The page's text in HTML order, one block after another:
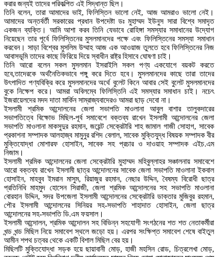
করার জন্যই তাদের পরিকল্পিত এই সিদ্ধান্ত ছিল।
তিনি বলেন, তারা আমাদের ভাই, ফিলিস্তিন ভালো নেই, আজ আমরাও ভালো নেই।
আমাদের অন্তর্বর্তী সরকারের প্রধান উপদেষ্টা ডঃ মুহাম্মদ ইউনুস সারা বিশ্বে সমাদৃত
একজন ব্যক্তি। আমি আশা করব তিনি যেভাবে রোহিঙ্গা সমস্যার সমাধানের উদ্যোগ
নিয়েছেন তার পূর্বে ফিলিস্তিনের মুসলমানদের পক্ষে এবং ফিলিস্তিনের সমস্যা সমাধান
করবেন। সাড়া বিশ্বের মুসলিম উম্মাহ আজ এক আওয়াজ তুলতে হবে ফিলিস্তিনের নিজ
আবাসভূমি তাদের কাছে ফিরিয়ে দিয়ে স্বাধীন রাষ্ট্র হিসাবে ঘোষণা চাই।
তিনি আরো বলেন সকল মুসলমান ইসরাইলি সকল পণ্য একযোগে বয়কট করতে
হবে,তাদেরকে অর্থনৈতিকভাবে পঙ্গু করে দিতে হবে। মুসলমানদের কাছে তারা তাদের
উৎপাদিত পণ্যবিক্রি করে মুসলমানদের অর্থে বুলেট কিনে আবার সেই বুলেট মুসলমানদের
বুকে নিক্ষেপ করে। আমরা অবিলম্বে ফিলিস্তিনি এই সমস্যার সমাধান চাই। নচেৎ
ইজরায়েলদের মদদ দাতা মার্কিন সাম্রাজ্যবাদেরও আমরা ছাড় দেবো না।
ইসলামী শ্রমিক আন্দোলনের জেলা সভাপতি মাওলানা আবুল বাশার তালুকদারের
সভাপতিত্বে বিক্ষোভ মিছিল-পূর্ব সমাবেশে বক্তব্য রাখেন ইসলামী আন্দোলনের জেলা
সভাপতি মাওলানা মাকসুদুর রহমান, জয়েন্ট সেক্রেটারি শাহ জামাল গাজী সোহাগ, সাবেক
প্রকাশনা সম্পাদক আলহাজ্ব মামুনুর রশিদ বেলাল, সাবেক মুক্তিযুদ্ধ বিষয়ক সম্পাদক বীর
মুক্তিযোদ্ধা মোশারফ হোসাইন, সাবেক সহ প্রচার ও দাওয়াহ সম্পাদক এইচ.এম
নিজাম।
ইসলামী শ্রমিক আন্দোলনের জেলা সেক্রেটারি মুহাম্মদ মহিবুল্লাহর সঞ্চালনায় সমাবেশে
আরো বক্তব্য রাখেন ইসলামী ছাত্র আন্দোলনের সাবেক জেলা সভাপতি মাওলানা ইকবাল
হোসাইন, মাহবুব ইমরান মাসুম, রিয়াজুর রহমান, নেছার উদ্দিন, বৈষম্য বিরোধী ছাত্র
প্রতিনিধি মাহমুদ হোসেন সিরাজী, জেলা শ্রমিক আন্দোলনের সহ সভাপতি মাওলানা
বোরহান উদ্দিন, সদর উপজেলা ইসলামী আন্দোলনের সেক্রেটারি ডাক্তার মুজিবুর রহমান,
পৌর ইসলামী আন্দোলনের সিনিয়র সহ-সভাপতি শাহাদাত হোসাইন, জেলা ছাত্র
আন্দোলনের সহ-সভাপতি ডি.এম ফয়সাল।
ইসলামী আন্দোলন, শ্রমিক আন্দোলন সহ বিভিন্ন সহযোগী সংগঠনের শত শত নেতাকর্মীরা
খন্ড খন্ড মিছিল নিয়ে সমাবেশ স্থলে জড়ো হয়। এরপর সংক্ষিপ্ত সমাবেশ শেষে বাইতুল
আমীন শপথ চত্বর থেকে একটি বিশাল মিছিল বের হয়।
মিছিলটি মুক্তিযোদ্ধা সড়ক হয়ে ছায়াবানী মোড়, হাজী মহসিন রোড, চিত্রলেখা মোড়,